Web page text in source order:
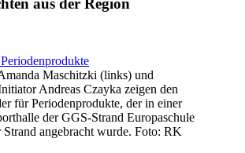
aus der Region
Maschitzki (links) und
Andreas Czayka zeigen den
für Periodenprodukte, der in einer
der GGS-Strand Europaschule
angebracht wurde. Foto: RK